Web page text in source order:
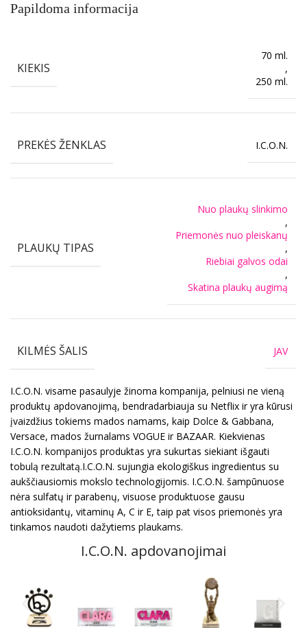
Papildoma informacija
KIEKIS
70 ml.
,
250 ml.
PREKĖS ŽENKLAS I.C.O.N.
PLAUKŲ TIPAS
Nuo plaukų slinkimo
,
Priemonės nuo pleiskanų
,
Riebiai galvos odai
,
Skatina plaukų augimą
KILMĖS ŠALIS JAV
I.C.O.N. visame pasaulyje žinoma kompanija, pelniusi ne vieną
produktų apdovanojimą, bendradarbiauja su Netflix ir yra kūrusi
įvaizdžius tokiems mados namams, kaip Dolce & Gabbana,
Versace, mados žurnalams VOGUE ir BAZAAR. Kiekvienas
I.C.O.N. kompanijos produktas yra sukurtas siekiant išgauti
tobulą rezultatą.I.C.O.N. sujungia ekologiškus ingredientus su
aukščiausiomis mokslo technologijomis. I.C.O.N. šampūnuose
nėra sulfatų ir parabenų, visuose produktuose gausu
antioksidantų, vitaminų A, C ir E, taip pat visos priemonės yra
tinkamos naudoti dažytiems plaukams.
I.C.O.N. apdovanojimai